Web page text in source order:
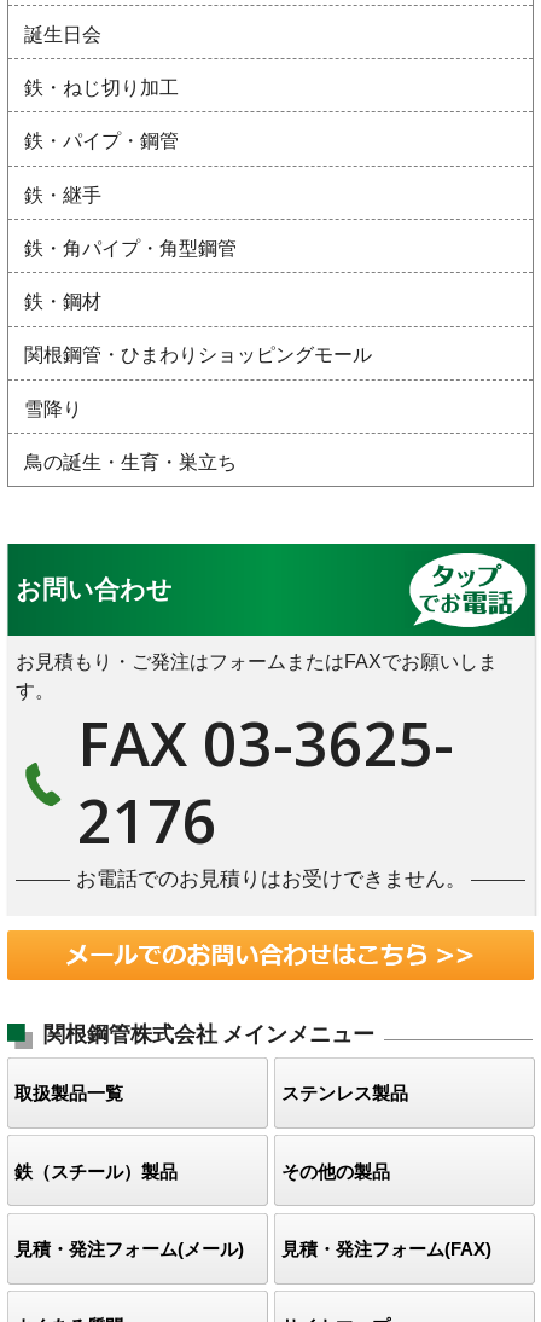
誕生日会
鉄・ねじ切り加工
鉄・パイプ・鋼管
鉄・継手
鉄・角パイプ・角型鋼管
鉄・鋼材
関根鋼管・ひまわりショッピングモール
雪降り
鳥の誕生・生育・巣立ち
お問い合わせ
お見積もり・ご発注はフォームまたはFAXでお願いしま
す。
FAX 03-3625-
2176
お電話でのお見積りはお受けできません。
関根鋼管株式会社 メインメニュー
取扱製品一覧 ステンレス製品
鉄（スチール）製品 その他の製品
見積・発注フォーム(メール) 見積・発注フォーム(FAX)